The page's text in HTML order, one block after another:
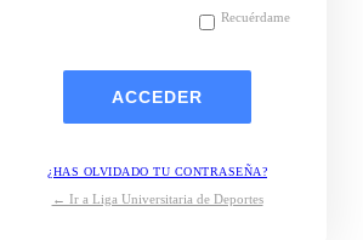
Recuérdame
¿HAS OLVIDADO TU CONTRASEÑA?
← Ir a Liga Universitaria de Deportes